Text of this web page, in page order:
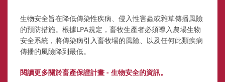
生物安全旨在降低傳染性疾病、侵入性害蟲或雜草傳播風險
的預防措施。根據LPA規定，畜牧生產者必須導入農場生物
安全系統，將傳染病引入畜牧場的風險、以及任何此類疾病
傳播的風險降到最低。
閱讀更多關於畜產保證計畫 - 生物安全的資訊。